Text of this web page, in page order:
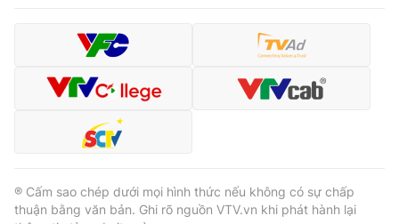
Video Shorts video
VTV Money
VTV Sức khoẻ Bất động sản
® Cấm sao chép dưới mọi hình thức nếu không có sự chấp
thuận bằng văn bản. Ghi rõ nguồn VTV.vn khi phát hành lại